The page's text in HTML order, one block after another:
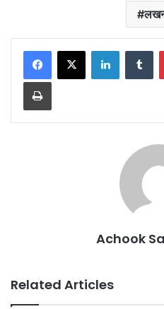
LinkedIn
Print
Achook
Related Articles